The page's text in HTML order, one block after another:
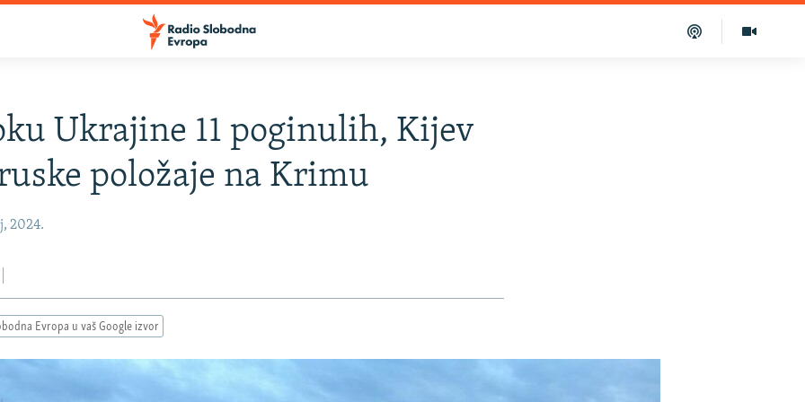
Ukrajine 11 poginulih, Kijev
položaje na Krimu
2024.
Evropa u vaš Google izvor